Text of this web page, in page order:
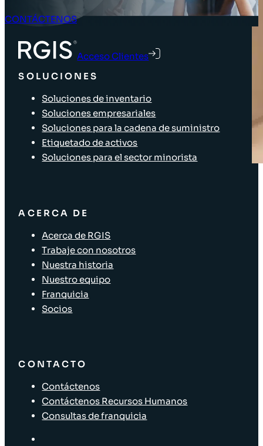
CONTÁCTENOS
Acceso Clientes
SOLUCIONES
Soluciones de inventario
Soluciones empresariales
Soluciones para la cadena de suministro
Etiquetado de activos
Soluciones para el sector minorista
ACERCA DE
Acerca de RGIS
Trabaje con nosotros
Nuestra historia
Nuestro equipo
Franquicia
Socios
CONTACTO
Contáctenos
Contáctenos Recursos Humanos
Consultas de franquicia